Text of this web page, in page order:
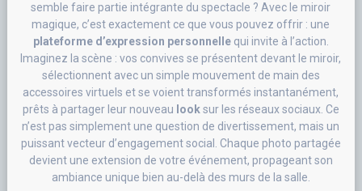
semble faire partie intégrante du spectacle ? Avec le miroir
magique, c’est exactement ce que vous pouvez offrir : une
plateforme d’expression personnellequi invite à l’action.
Imaginez la scène : vos convives se présentent devant le miroir,
sélectionnent avec un simple mouvement de main des
accessoires virtuels et se voient transformés instantanément,
prêts à partager leur nouveau looksur les réseaux sociaux. Ce
n’est pas simplement une question de divertissement, mais un
puissant vecteur d’engagement social. Chaque photo partagée
devient une extension de votre événement, propageant son
ambiance unique bien au-delà des murs de la salle.